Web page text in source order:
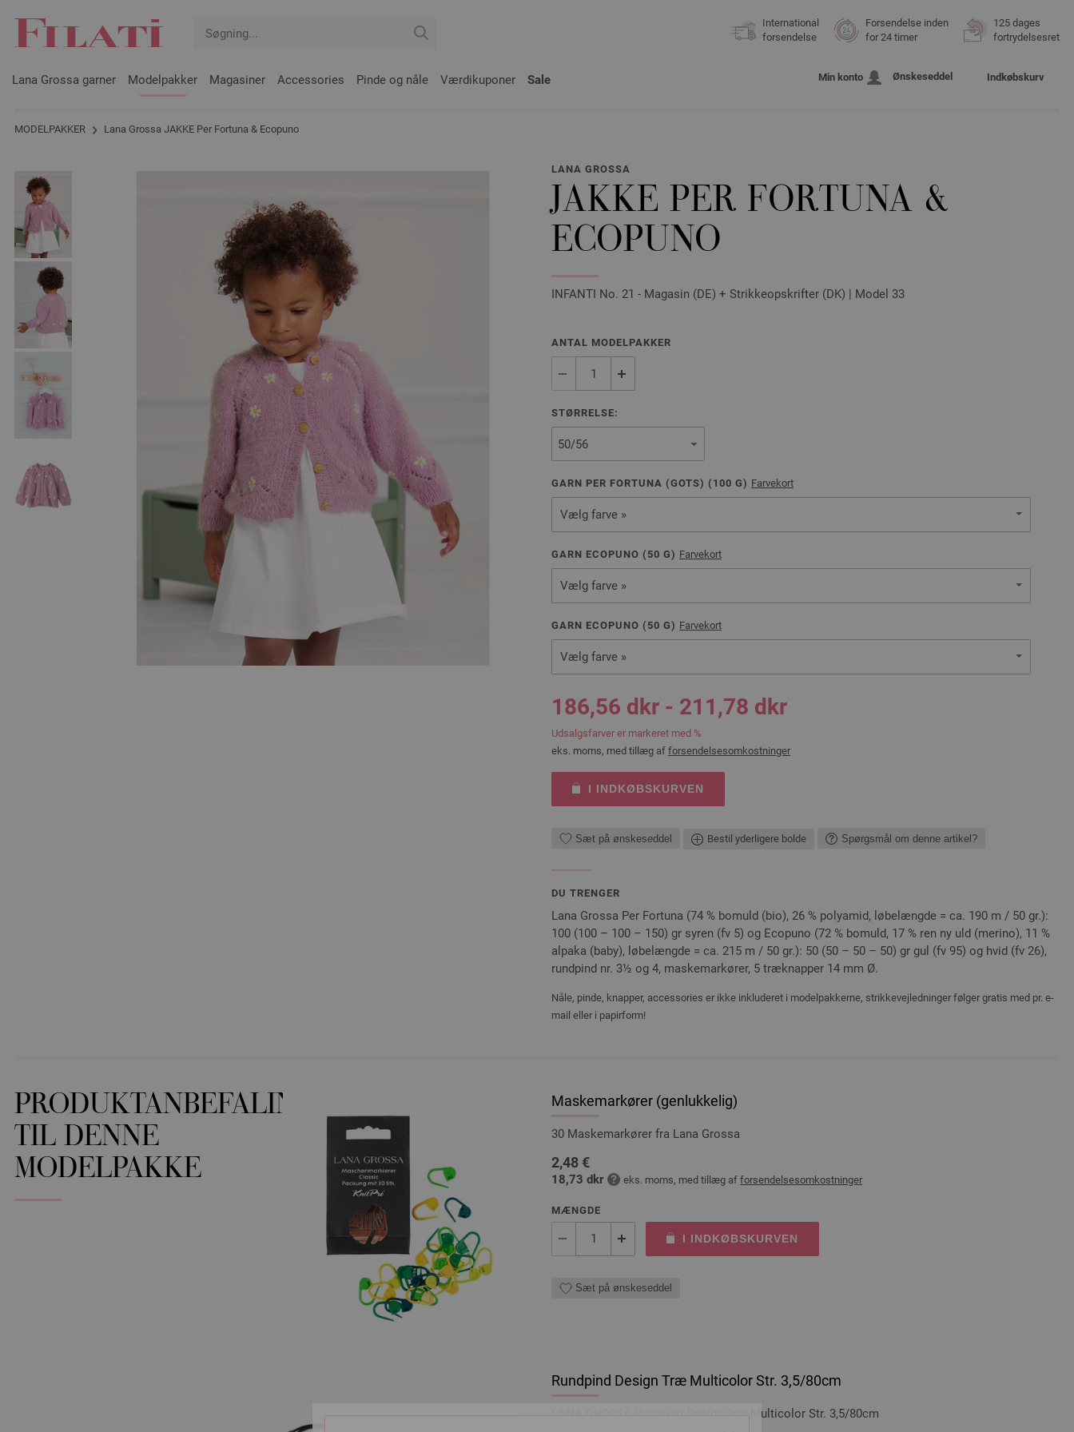
International
forsendelse
Forsendelse inden
for 24 timer
125 dages
fortrydelsesret
Lana Grossa garner Modelpakker Magasiner Accessories Pinde og nåle Værdikuponer Sale Min konto Ønskeseddel Indkøbskurv
MODELPAKKER Lana Grossa JAKKE Per Fortuna & Ecopuno
LANA GROSSA
JAKKE PER FORTUNA &
ECOPUNO
INFANTI No. 21 - Magasin (DE) + Strikkeopskrifter (DK) | Model 33
ANTAL MODELPAKKER
STØRRELSE:
GARN PER FORTUNA (GOTS) ( 100 G) Farvekort
Vælg farve »
GARN ECOPUNO ( 50 G) Farvekort
Vælg farve »
GARN ECOPUNO ( 50 G) Farvekort
Vælg farve »
186,56 dkr - 211,78 dkr
Udsalgsfarver er markeret med %
eks. moms, med tillæg af forsendelsesomkostninger
I INDKØBSKURVEN
Sæt på ønskeseddel Bestil yderligere bolde Spørgsmål om denne artikel?
DU TRENGER
Lana Grossa Per Fortuna (74 % bomuld (bio), 26 % polyamid, løbelængde = ca. 190 m / 50 gr.):
100 (100 – 100 – 150) gr syren (fv 5) og Ecopuno (72 % bomuld, 17 % ren ny uld (merino), 11 %
alpaka (baby), løbelængde = ca. 215 m / 50 gr.): 50 (50 – 50 – 50) gr gul (fv 95) og hvid (fv 26),
rundpind nr. 3½ og 4, maskemarkører, 5 træknapper 14 mm Ø.
Nåle, pinde, knapper, accessories er ikke inkluderet i modelpakkerne, strikkevejledninger følger gratis med pr. e-
mail eller i papirform!
PRODUKTANBEFALINGER
TIL DENNE
MODELPAKKE
Maskemarkører (genlukkelig)
30 Maskemarkører fra Lana Grossa
2,48 €
18,73 dkr eks. moms, med tillæg af forsendelsesomkostninger
MÆNGDE
I INDKØBSKURVEN
Sæt på ønskeseddel
Rundpind Design Træ Multicolor Str. 3,5/80cm
LANA GROSSA Rundpind Design Træ Multicolor Str. 3,5/80cm